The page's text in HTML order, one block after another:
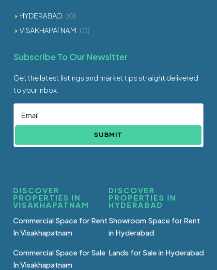
HYDERABAD (0)
VISAKHAPATNAM (0)
Subscribe To Our Newsltter
Get the latest listings and market tips straight delivered
to your inbox.
SUBMIT
DISCOVER
PROPERTIES IN
VISAKHAPATNAM
Commercial Space for Rent
In Visakhapatnam
Commercial Space for Sale
In Visakhapatnam
DISCOVER
PROPERTIES IN
HYDERABAD
Showroom Space for Rent
in Hyderabad
Lands for Sale in Hyderabad